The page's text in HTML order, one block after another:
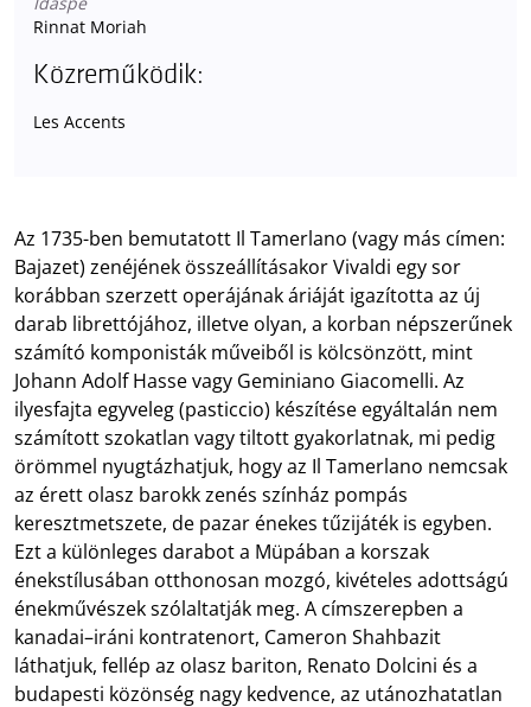
Rinnat Moriah
Közreműködik:
Les Accents
Az 1735-ben bemutatott Il Tamerlano (vagy más címen:
Bajazet) zenéjének összeállításakor Vivaldi egy sor
korábban szerzett operájának áriáját igazította az új
darab librettójához, illetve olyan, a korban népszerűnek
számító komponisták műveiből is kölcsönzött, mint
Johann Adolf Hasse vagy Geminiano Giacomelli. Az
ilyesfajta egyveleg (pasticcio) készítése egyáltalán nem
számított szokatlan vagy tiltott gyakorlatnak, mi pedig
örömmel nyugtázhatjuk, hogy az Il Tamerlano nemcsak
az érett olasz barokk zenés színház pompás
keresztmetszete, de pazar énekes tűzijáték is egyben.
Ezt a különleges darabot a Müpában a korszak
énekstílusában otthonosan mozgó, kivételes adottságú
énekművészek szólaltatják meg. A címszerepben a
kanadai–iráni kontratenort, Cameron Shahbazit
láthatjuk, fellép az olasz bariton, Renato Dolcini és a
budapesti közönség nagy kedvence, az utánozhatatlan